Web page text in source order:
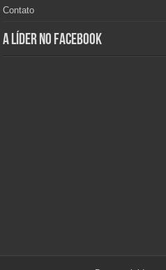
Contato
A Líder no Facebook